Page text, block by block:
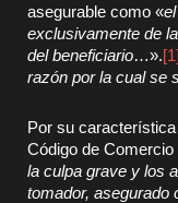
asegurable como «
exclusivamente de
del beneficiario…».[1]
razón por la cual se
Por su
Código de Comercio
la culpa grave y los
tomador, asegurado